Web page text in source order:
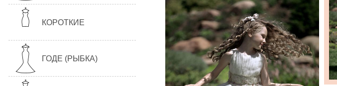
КОРОТКИЕ
ГОДЕ (РЫБКА)